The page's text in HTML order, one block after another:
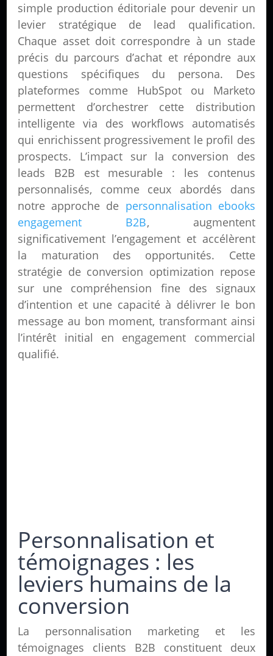
simple production éditoriale pour devenir un
levier stratégique de lead qualification.
Chaque asset doit correspondre à un stade
précis du parcours d’achat et répondre aux
questions spécifiques du persona. Des
plateformes comme HubSpot ou Marketo
permettent d’orchestrer cette distribution
intelligente via des workflows automatisés
qui enrichissent progressivement le profil des
prospects. L’impact sur la conversion des
leads B2B est mesurable : les contenus
personnalisés, comme ceux abordés dans
notre approche de personnalisation ebooks
engagement B2B, augmentent
significativement l’engagement et accélèrent
la maturation des opportunités. Cette
stratégie de conversion optimization repose
sur une compréhension fine des signaux
d’intention et une capacité à délivrer le bon
message au bon moment, transformant ainsi
l’intérêt initial en engagement commercial
qualifié.
Personnalisation et
témoignages : les
leviers humains de la
conversion
La personnalisation marketing et les
témoignages clients B2B constituent deux